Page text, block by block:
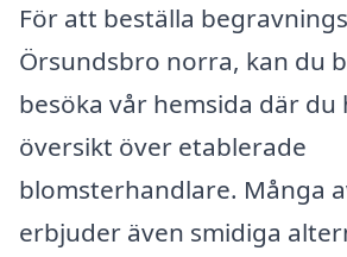
För att beställa
Örsundsbro norra, kan du
besöka vår hemsida där
översikt över etablerade
blomsterhandlare. Många
erbjuder även smidiga